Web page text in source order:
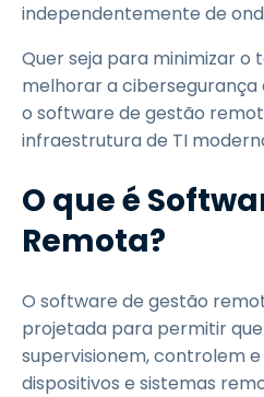
independentemente de
Quer seja para minimizar o
melhorar a cibersegurança
o software de gestão
infraestrutura de TI
O que é
Remota?
O software de gestão
projetada para permitir que
supervisionem, controlem
dispositivos e sistemas